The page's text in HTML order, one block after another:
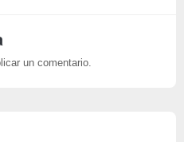
un comentario.